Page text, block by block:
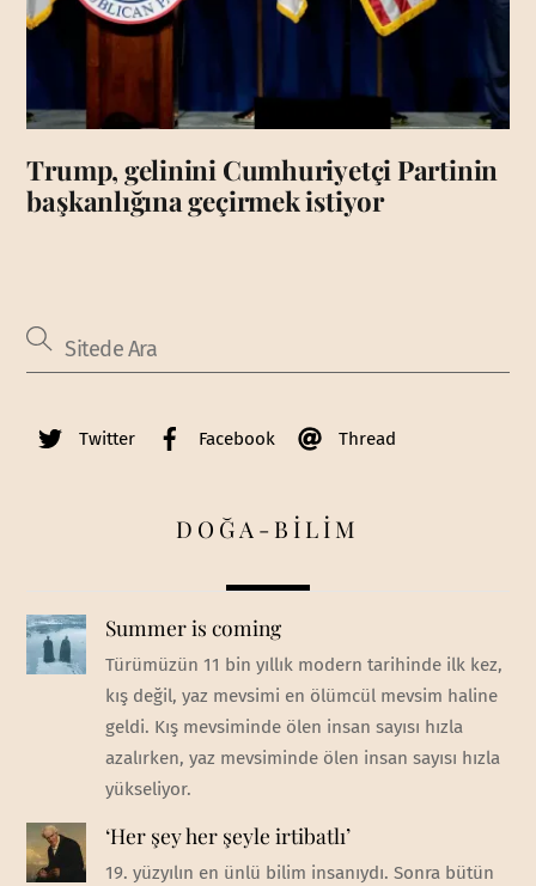
Trump, gelinini Cumhuriyetçi Partinin
başkanlığına geçirmek istiyor
Twitter Facebook Thread
DOĞA-BİLİM
Summer is coming
Türümüzün 11 bin yıllık modern tarihinde ilk kez,
kış değil, yaz mevsimi en ölümcül mevsim haline
geldi. Kış mevsiminde ölen insan sayısı hızla
azalırken, yaz mevsiminde ölen insan sayısı hızla
yükseliyor.
‘Her şey her şeyle irtibatlı’
19. yüzyılın en ünlü bilim insanıydı. Sonra bütün